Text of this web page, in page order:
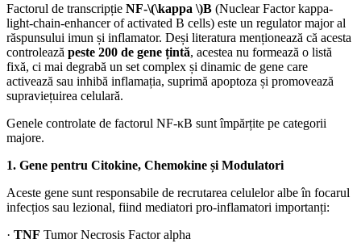
Factorul de transcripție NF-\(\kappa \)B (Nuclear Factor kappa-
light-chain-enhancer of activated B cells) este un regulator major al
răspunsului imun și inflamator. Deși literatura menționează că acesta
controlează peste 200 de gene țintă, acestea nu formează o listă
fixă, ci mai degrabă un set complex și dinamic de gene care
activează sau inhibă inflamația, suprimă apoptoza și promovează
supraviețuirea celulară.
Genele controlate de factorul NF-κB sunt împărțite pe categorii
majore.
1. Gene pentru Citokine, Chemokine și Modulatori
Aceste gene sunt responsabile de recrutarea celulelor albe în focarul
infecțios sau lezional, fiind mediatori pro-inflamatori importanți:
· TNF Tumor Necrosis Factor alpha